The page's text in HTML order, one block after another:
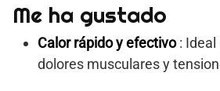
Me ha gustado
Calor rápido y efectivo:
dolores musculares y